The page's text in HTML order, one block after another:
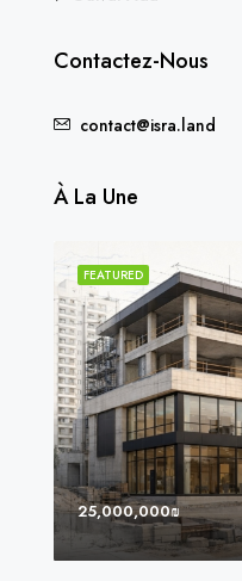
Contactez-Nous
contact@isra.land
À La Une
FEATURED
25,000,000₪